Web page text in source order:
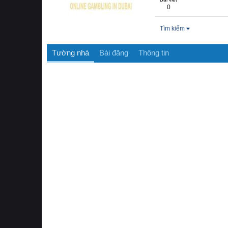
0
Tìm kiếm
Tường nhà Bài đăng Thông tin